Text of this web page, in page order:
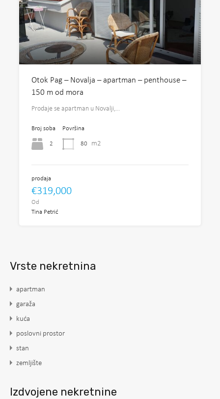
Otok Pag – Novalja – apartman – penthouse –
150 m od mora
Prodaje se apartman u Novalji,…
Broj soba
2
Površina
80 m2
prodaja
€319,000
Od
Tina Petrić
Vrste nekretnina
apartman
garaža
kuća
poslovni prostor
stan
zemljište
Izdvojene nekretnine